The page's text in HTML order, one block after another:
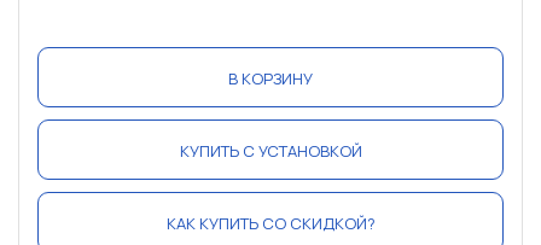
В КОРЗИНУ
КУПИТЬ С УСТАНОВКОЙ
КАК КУПИТЬ СО СКИДКОЙ?